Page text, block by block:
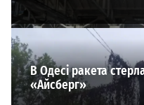
В Одесі ракета
«Айсберг»